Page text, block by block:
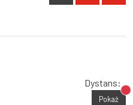
Dystans:
Pokaż